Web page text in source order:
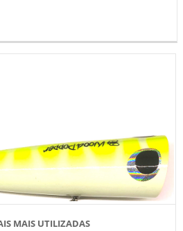
MAIS UTILIZADAS